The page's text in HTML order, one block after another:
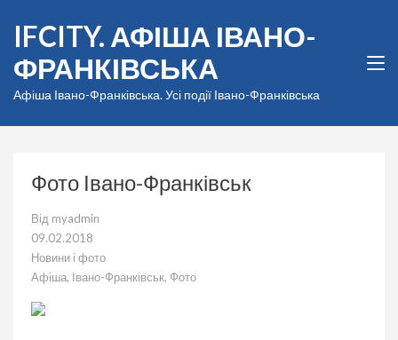
вмісту
(натисніть
Enter)
IFCITY. АФІША ІВАНО-
ФРАНКІВСЬКА
Афіша Івано-Франківська. Усі події Івано-Франківська
Фото Івано-Франківськ
Від myadmin
09.02.2018
Новини і фото
Афіша, Івано-Франківськ, Фото